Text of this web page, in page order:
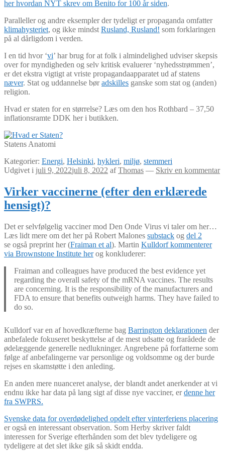
her hvordan NYT skrev om Benito for 100 år siden.
Paralleller og andre eksempler der tydeligt er propaganda omfatter
klimahysteriet, og ikke mindst Rusland, Rusland! som forklaringen
på al dårligdom i verden.
I en tid hvor ‘vi’ har brug for at folk i almindelighed udviser skepsis
over for myndigheden og selv kritisk evaluerer ‘nyhedsstrømmen’,
er det ekstra vigtigt at vriste propagandaapparatet ud af statens
næver. Stat og uddannelse børadskilles ganske som stat og (anden)
religion.
Hvad er staten for en størrelse? Læs om den hos Rothbard – 37,50
inflationsramte DDK her i butikken.
Statens Anatomi
Kategorier: Energi, Helsinki, hykleri, miljø, stemmeri
Udgivet i juli 9, 2022juli 8, 2022 afThomas — Skriv en kommentar
Virker vaccinerne (efter den erklærede
hensigt)?
Det er selvfølgelig vacciner mod Den Onde Virus vi taler om her…
Læs lidt mere om det her på Robert Malones substack og del 2
se også preprint her (Fraiman et al). Martin Kulldorf kommenterer
via Brownstone Institute herog konkluderer:
Fraiman and colleagues have produced the best evidence yet
regarding the overall safety of the mRNA vaccines. The results
are concerning. It is the responsibility of the manufacturers and
FDA to ensure that benefits outweigh harms. They have failed to
do so.
Kulldorf var en af hovedkræfterne bag Barrington deklarationen der
anbefalede fokuseret beskyttelse af de mest udsatte og frarådede de
ødelæggende generelle nedlukninger. Angrebene på forfatterne som
følge af anbefalingerne var personlige og voldsomme og der burde
rejses en skamstøtte i den anleding.
En anden mere nuanceret analyse, der blandt andet anerkender at vi
endnu ikke har data på lang sigt af disse nye vacciner, erdenne her
fra SWPRS.
Svenske data for overdødelighed opdelt efter vinterferiens placering
er også en interessant observation. Som Herby skriver faldt
interessen for Sverige efterhånden som det blev tydeligere og
tydeligere at det slet ikke gik så skidt endda.